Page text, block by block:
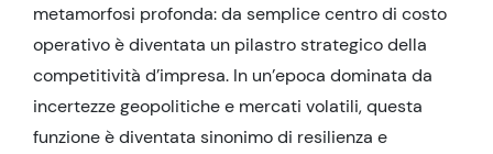
metamorfosi profonda: da semplice centro di costo
operativo è diventata un pilastro strategico della
competitività d’impresa. In un’epoca dominata da
incertezze geopolitiche e mercati volatili, questa
funzione è diventata sinonimo di resilienza e